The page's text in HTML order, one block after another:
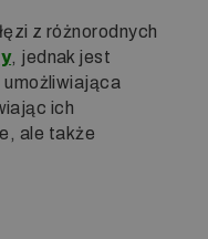
z różnorodnych
, jednak jest
ich
ale także